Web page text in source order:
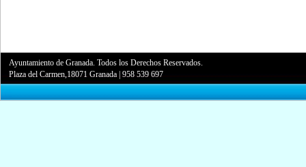
Ayuntamiento de Granada. Todos los Derechos Reservados.
Plaza del Carmen,18071 Granada |958 539 697